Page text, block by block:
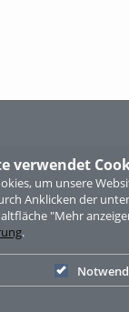
verwendet
um unsere
Anklicken der
"Mehr
.